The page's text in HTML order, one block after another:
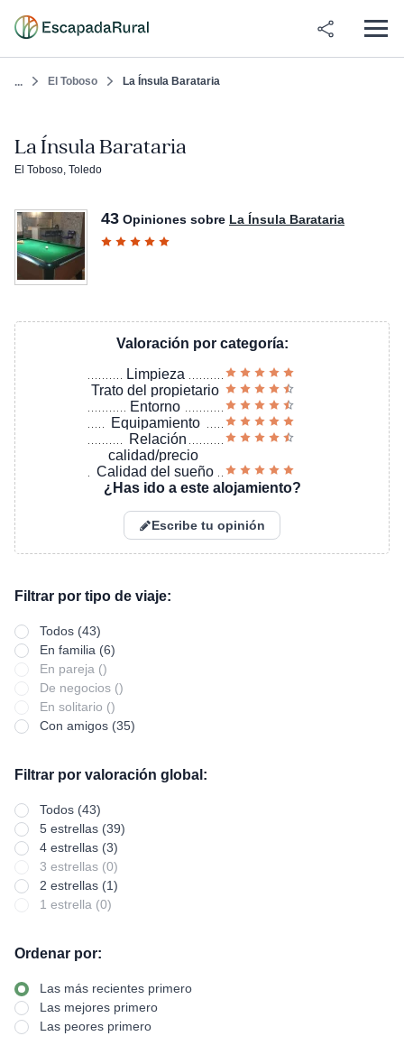
... El Toboso La Ínsula Barataria
La Ínsula Barataria
El Toboso, Toledo
43 Opiniones sobre La Ínsula Barataria
Valoración por categoría:
Limpieza
Trato del propietario
Entorno
Equipamiento
Relación
calidad/precio
Calidad del sueño
¿Has ido a este alojamiento?
Escribe tu opinión
Filtrar por tipo de viaje:
Todos (43)
En familia (6)
En pareja ()
De negocios ()
En solitario ()
Con amigos (35)
Filtrar por valoración global:
Todos (43)
5 estrellas (39)
4 estrellas (3)
3 estrellas (0)
2 estrellas (1)
1 estrella (0)
Ordenar por:
Las más recientes primero
Las mejores primero
Las peores primero